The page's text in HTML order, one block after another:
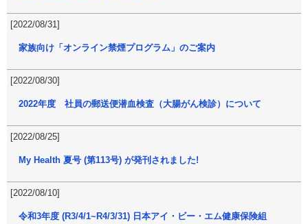
[2022/08/31]
家族向け「オンライン禁煙プログラム」のご案内
[2022/08/30]
2022年度 社員の郵送便潜血検査（大腸がん検診）について
[2022/08/25]
My Health 夏号 (第113号) が発刊されました!
[2022/08/10]
令和3年度 (R3/4/1~R4/3/31) 日本アイ・ビー・エム健康保険組